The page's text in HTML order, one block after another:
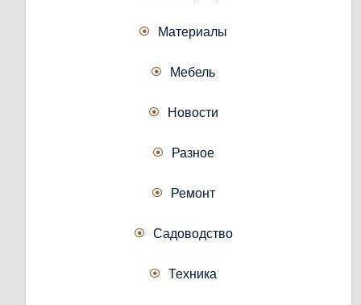
Материалы
Мебель
Новости
Разное
Ремонт
Садоводство
Техника